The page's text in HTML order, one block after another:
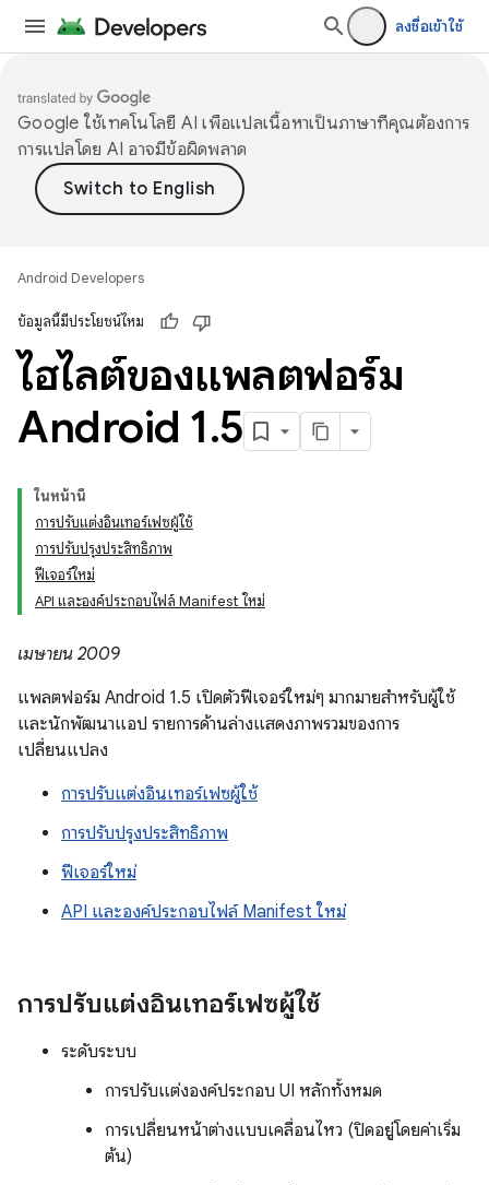
ลงชื่อเข้าใช้
Google ใช้เทคโนโลยี AI เพื่อแปลเนื้อหาเป็นภาษาที่คุณต้องการ
การแปลโดย AI อาจมีข้อผิดพลาด
Android Developers
ข้อมูลนี้มีประโยชน์ไหม
ไฮไลต์ของแพลตฟอร์ม
Android 1.5
ในหน้านี้
การปรับแต่งอินเทอร์เฟซผู้ใช้
การปรับปรุงประสิทธิภาพ
ฟีเจอร์ใหม่
API และองค์ประกอบไฟล์ Manifest ใหม่
เมษายน 2009
แพลตฟอร์ม Android 1.5 เปิดตัวฟีเจอร์ใหม่ๆ มากมายสำหรับผู้ใช้
และนักพัฒนาแอป รายการด้านล่างแสดงภาพรวมของการ
เปลี่ยนแปลง
การปรับแต่งอินเทอร์เฟซผู้ใช้
การปรับปรุงประสิทธิภาพ
ฟีเจอร์ใหม่
API และองค์ประกอบไฟล์ Manifest ใหม่
การปรับแต่งอินเทอร์เฟซผู้ใช้
ระดับระบบ
การปรับแต่งองค์ประกอบ UI หลักทั้งหมด
การเปลี่ยนหน้าต่างแบบเคลื่อนไหว (ปิดอยู่โดยค่าเริ่ม
ต้น)